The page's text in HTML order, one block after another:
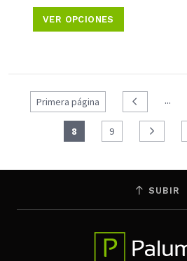
VER OPCIONES
Primera página ...
8 9
SUBIR